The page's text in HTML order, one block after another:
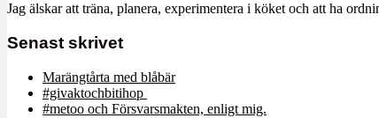
Jag älskar att träna, planera, experimentera i köket och att ha
Senast skrivet
Marängtårta med blåbär
#givaktochbitihop
#metoo och Försvarsmakten, enligt mig.